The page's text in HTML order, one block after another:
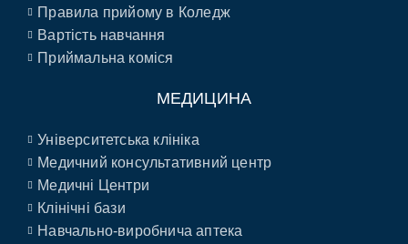
Правила прийому в Коледж
Вартість навчання
Приймальна коміся
МЕДИЦИНА
Університетська клініка
Медичний консультативний центр
Медичні Центри
Клінічні бази
Навчально-виробнича аптека